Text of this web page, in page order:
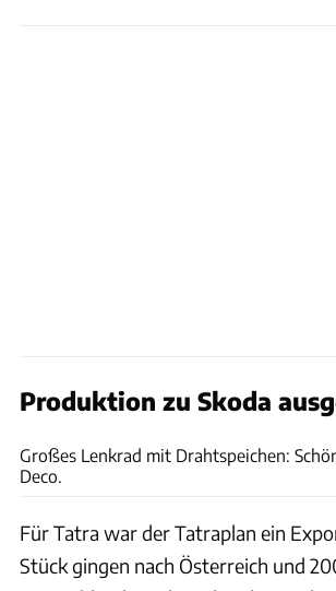
Produktion zu Skoda
Großes Lenkrad mit Drahtspeichen:
Deco.
Für Tatra war der Tatraplan ein
Stück gingen nach Österreich und